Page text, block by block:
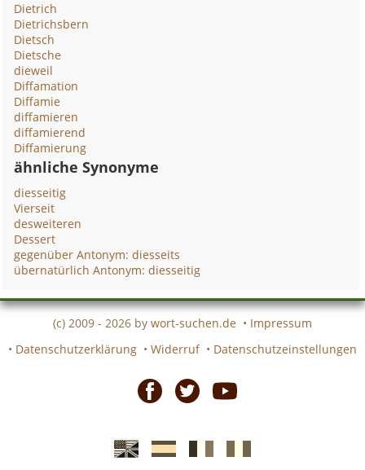
Dietrich
Dietrichsbern
Dietsch
Dietsche
dieweil
Diffamation
Diffamie
diffamieren
diffamierend
Diffamierung
ähnliche Synonyme
diesseitig
Vierseit
desweiteren
Dessert
gegenüber Antonym: diesseits
übernatürlich Antonym: diesseitig
(c) 2009 - 2026 by wort-suchen.de • Impressum
• Datenschutzerklärung • Widerruf • Datenschutzeinstellungen